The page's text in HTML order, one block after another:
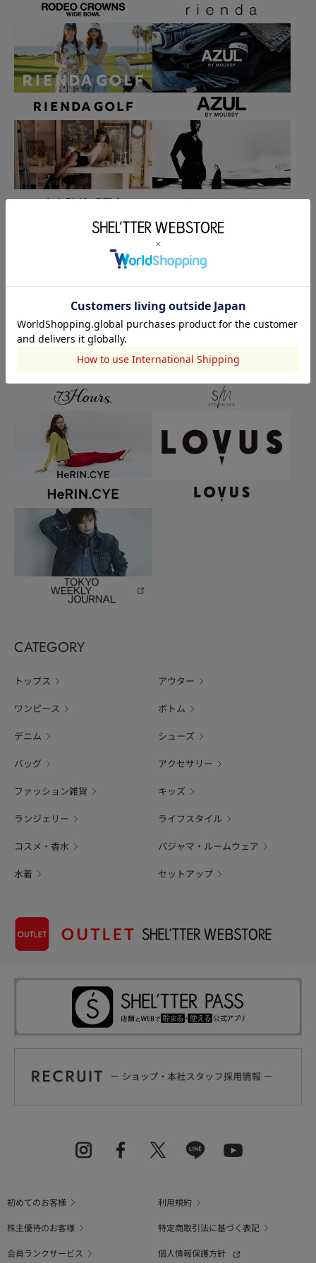
CATEGORY
トップス アウター
ワンピース ボトム
デニム シューズ
バッグ アクセサリー
ファッション雑貨 キッズ
ランジェリー ライフスタイル
コスメ・香水 パジャマ・ルームウェア
水着 セットアップ
初めてのお客様
利用規約
株主優待のお客様
特定商取引法に基づく表記
会員ランクサービス
個人情報保護方針